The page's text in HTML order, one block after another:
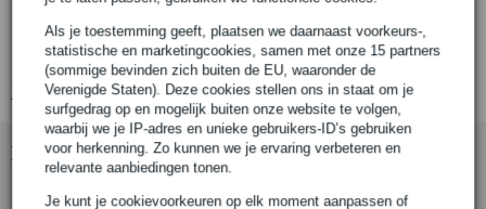
Als je toestemming geeft, plaatsen we daarnaast voorkeurs-,
statistische en marketingcookies, samen met onze 15 partners
(sommige bevinden zich buiten de EU, waaronder de
Verenigde Staten). Deze cookies stellen ons in staat om je
surfgedrag op en mogelijk buiten onze website te volgen,
waarbij we je IP-adres en unieke gebruikers-ID’s gebruiken
voor herkenning. Zo kunnen we je ervaring verbeteren en
relevante aanbiedingen tonen.
Je kunt je cookievoorkeuren op elk moment aanpassen of
geschikt voor elektrische gitaar
geoptimaliseerd voor gitaren met een mensuur van 27 inch
(686mm)
Bekijk alle productspecificaties
Bekijk ook eens (12)